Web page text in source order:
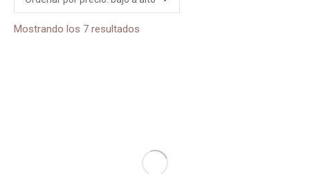
Mostrando los 7 resultados